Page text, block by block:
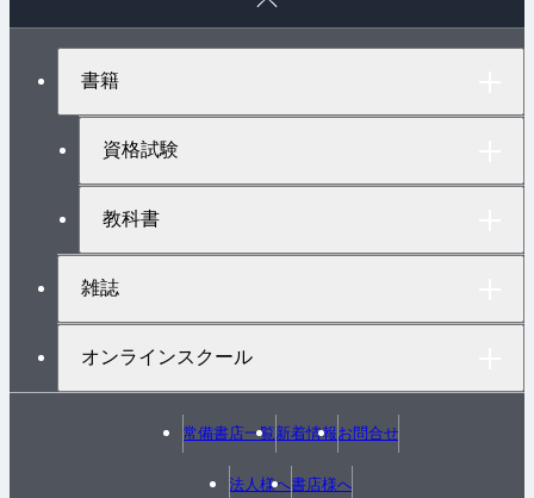
書籍
資格試験
教科書
雑誌
オンラインスクール
常備書店一覧新着情報お問合せ
法人様へ書店様へ